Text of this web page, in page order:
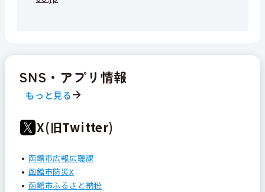
SNS・アプリ情報
もっと見る
X(旧Twitter)
函館市広報広聴課
函館市防災X
函館市ふるさと納税